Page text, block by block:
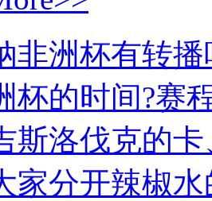
非洲杯有转播
杯的时间?赛
斯洛伐克的
家分开辣椒